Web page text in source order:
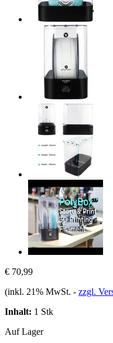
€ 70,99
(inkl. 21% MwSt. - zzgl.
Inhalt: 1 Stk
Auf Lager